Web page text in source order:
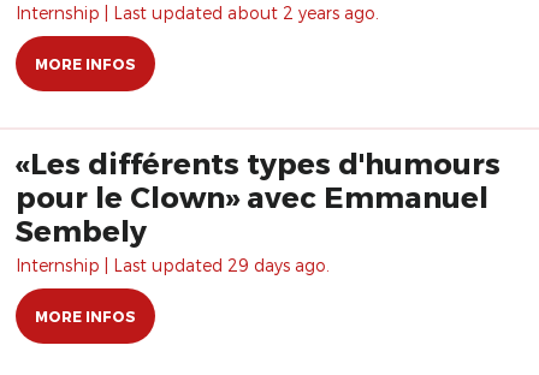
Internship | Last updated about 2 years ago.
MORE INFOS
«Les différents types d'humours
pour le Clown» avec Emmanuel
Sembely
Internship | Last updated 29 days ago.
MORE INFOS